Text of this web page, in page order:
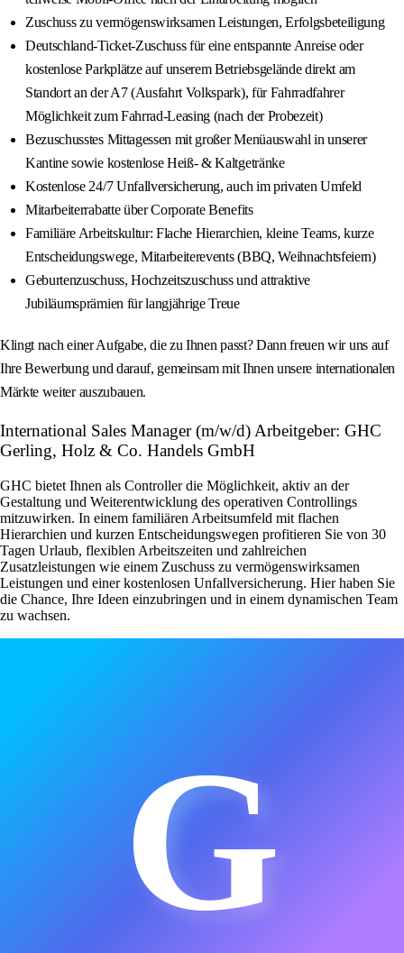
Zuschuss zu vermögenswirksamen Leistungen, Erfolgsbeteiligung
Deutschland-Ticket-Zuschuss für eine entspannte Anreise oder
kostenlose Parkplätze auf unserem Betriebsgelände direkt am
Standort an der A7 (Ausfahrt Volkspark), für Fahrradfahrer
Möglichkeit zum Fahrrad-Leasing (nach der Probezeit)
Bezuschusstes Mittagessen mit großer Menüauswahl in unserer
Kantine sowie kostenlose Heiß- & Kaltgetränke
Kostenlose 24/7 Unfallversicherung, auch im privaten Umfeld
Mitarbeiterrabatte über Corporate Benefits
Familiäre Arbeitskultur: Flache Hierarchien, kleine Teams, kurze
Entscheidungswege, Mitarbeiterevents (BBQ, Weihnachtsfeiern)
Geburtenzuschuss, Hochzeitszuschuss und attraktive
Jubiläumsprämien für langjährige Treue
Klingt nach einer Aufgabe, die zu Ihnen passt? Dann freuen wir uns auf
Ihre Bewerbung und darauf, gemeinsam mit Ihnen unsere internationalen
Märkte weiter auszubauen.
International Sales Manager (m/w/d) Arbeitgeber: GHC
Gerling, Holz & Co. Handels GmbH
GHC bietet Ihnen als Controller die Möglichkeit, aktiv an der
Gestaltung und Weiterentwicklung des operativen Controllings
mitzuwirken. In einem familiären Arbeitsumfeld mit flachen
Hierarchien und kurzen Entscheidungswegen profitieren Sie von 30
Tagen Urlaub, flexiblen Arbeitszeiten und zahlreichen
Zusatzleistungen wie einem Zuschuss zu vermögenswirksamen
Leistungen und einer kostenlosen Unfallversicherung. Hier haben Sie
die Chance, Ihre Ideen einzubringen und in einem dynamischen Team
zu wachsen.
G